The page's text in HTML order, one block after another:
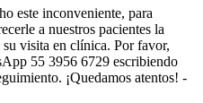
este inconveniente, para
a nuestros pacientes la
visita en clínica. Por favor,
55 3956 6729 escribiendo
¡Quedamos atentos! -